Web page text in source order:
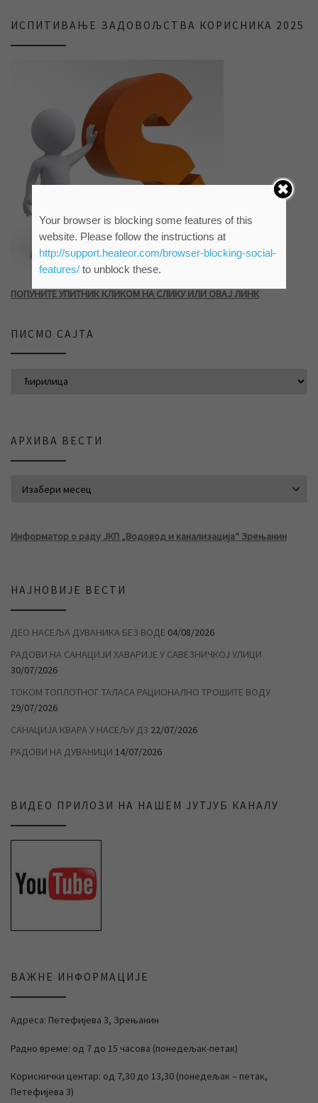
ИСПИТИВАЊЕ ЗАДОВОЉСТВА КОРИСНИКА 2025
ПОПУНИТЕ УПИТНИК КЛИКОМ НА СЛИКУ ИЛИ ОВАЈ ЛИНК
ПИСМО САЈТА
АРХИВА ВЕСТИ
Информатор о раду ЈКП „Водовод и канализација“ Зрењанин
НАЈНОВИЈЕ ВЕСТИ
ДЕО НАСЕЉА ДУВАНИКА БЕЗ ВОДЕ 04/08/2026
РАДОВИ НА САНАЦИЈИ ХАВАРИЈЕ У САВЕЗНИЧКОЈ УЛИЦИ
30/07/2026
ТОКОМ ТОПЛОТНОГ ТАЛАСА РАЦИОНАЛНО ТРОШИТЕ ВОДУ
29/07/2026
САНАЦИЈА КВАРА У НАСЕЉУ Д3 22/07/2026
РАДОВИ НА ДУВАНИЦИ 14/07/2026
ВИДЕО ПРИЛОЗИ НА НАШЕМ ЈУТЈУБ КАНАЛУ
ВАЖНЕ ИНФОРМАЦИЈЕ
Адреса: Петефијева 3, Зрењанин
Радно време: од 7 до 15 часова (понедељак-петак)
Кориснички центар: од 7,30 до 13,30 (понедељак – петак,
Петефијева 3)
Your browser is blocking some features of this
website. Please follow the instructions at
http://support.heateor.com/browser-blocking-social-
features/to unblock these.